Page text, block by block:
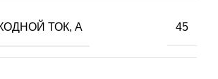
ТОК, А 45